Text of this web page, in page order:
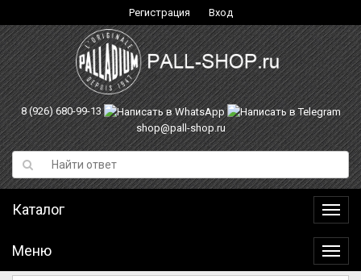
Регистрация Вход
8 (926) 680-99-13
shop@pall-shop.ru
Каталог
Меню
Меню